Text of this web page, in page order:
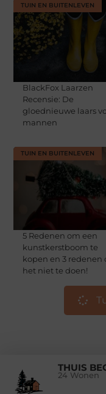
TUIN EN BUITENLEVEN
BlackFox Laarzen
Recensie: De
gloednieuwe laars
mannen
TUIN EN BUITENLEVEN
5 Redenen om een
kunstkerstboom te
kopen en 3 redenen
het niet te doen!
THUIS
24 Wonen